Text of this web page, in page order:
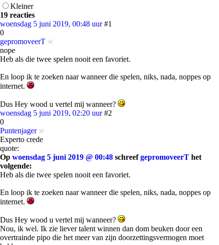
Kleiner
19 reacties
woensdag 5 juni 2019, 00:48 uur #1
0
gepromoveerT
nope
Heb als die twee spelen nooit een favoriet.
En loop ik te zoeken naar wanneer die spelen, niks, nada, noppes op
internet.
Dus Hey wood u vertel mij wanneer?
woensdag 5 juni 2019, 02:20 uur #2
0
Puntenjager
Experto crede
quote:
Op woensdag 5 juni 2019 @ 00:48 schreefgepromoveerT het
volgende:
Heb als die twee spelen nooit een favoriet.
En loop ik te zoeken naar wanneer die spelen, niks, nada, noppes op
internet.
Dus Hey wood u vertel mij wanneer?
Nou, ik wel. Ik zie liever talent winnen dan dom beuken door een
overtrainde pipo die het meer van zijn doorzettingsvermogen moet